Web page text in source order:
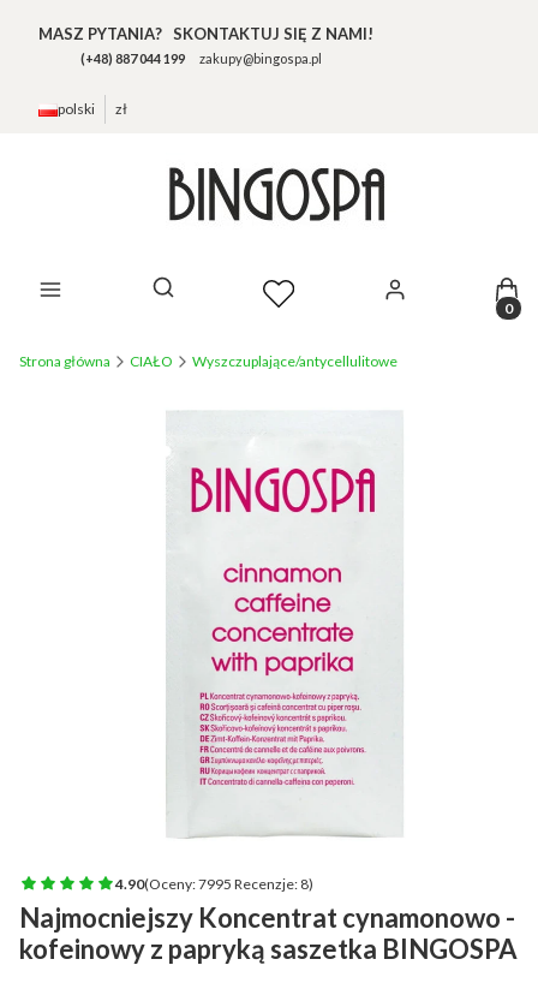
MASZ PYTANIA? SKONTAKTUJ SIĘ Z NAMI!
(+48) 887 044 199 zakupy@bingospa.pl
polski zł
Otwórz wyszukiwarkę
Strona główna CIAŁO Wyszczuplające/antycellulitowe
4.90(Oceny: 7995 Recenzje: 8)
Najmocniejszy Koncentrat cynamonowo -
kofeinowy z papryką saszetka BINGOSPA